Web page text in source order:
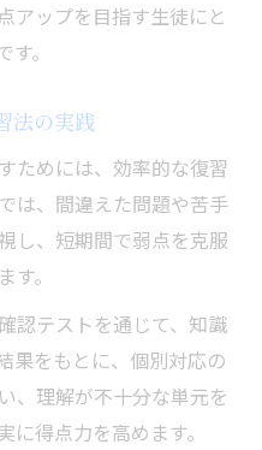
アップを目指す生徒にと
。
法の実践
ためには、効率的な復習
は、間違えた問題や苦手
し、短期間で弱点を克服
。
認テストを通じて、知識
果をもとに、個別対応の
、理解が不十分な単元を
得点力を高めます。